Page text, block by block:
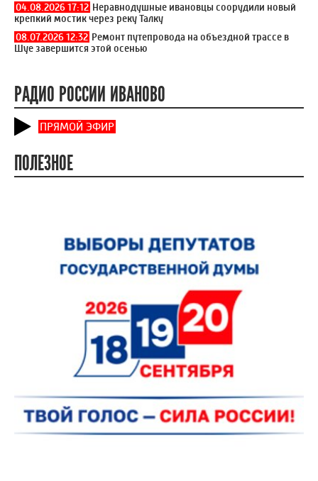
04.08.2026 17:12 Неравнодушные ивановцы соорудили новый
крепкий мостик через реку Талку
08.07.2026 12:32 Ремонт путепровода на объездной трассе в
Шуе завершится этой осенью
РАДИО РОССИИ ИВАНОВО
ПРЯМОЙ ЭФИР
ПОЛЕЗНОЕ